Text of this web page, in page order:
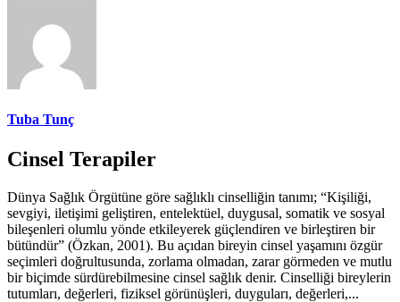
Tuba Tunç
Cinsel Terapiler
Dünya Sağlık Örgütüne göre sağlıklı cinselliğin tanımı; “Kişiliği,
sevgiyi, iletişimi geliştiren, entelektüel, duygusal, somatik ve sosyal
bileşenleri olumlu yönde etkileyerek güçlendiren ve birleştiren bir
bütündür” (Özkan, 2001). Bu açıdan bireyin cinsel yaşamını özgür
seçimleri doğrultusunda, zorlama olmadan, zarar görmeden ve mutlu
bir biçimde sürdürebilmesine cinsel sağlık denir. Cinselliği bireylerin
tutumları, değerleri, fiziksel görünüşleri, duyguları, değerleri,...